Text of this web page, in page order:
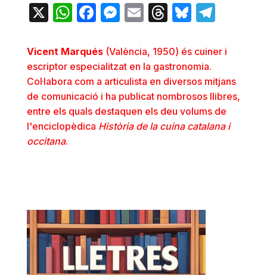
X WhatsApp
Facebook
Messenger
EmailThreads
Bluesky
Vicent Marqués(València, 1950) és cuiner i
escriptor especialitzat en la gastronomia.
Col·labora com a articulista en diversos mitjans
de comunicació i ha publicat nombrosos llibres,
entre els quals destaquen els deu volums de
l'enciclopèdica Història de la cuina catalana i
occitana.